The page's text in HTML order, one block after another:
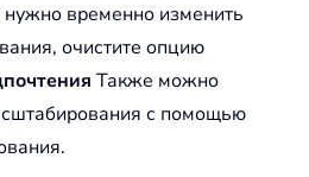
временно изменить
очистите опцию
Также можно
с помощью